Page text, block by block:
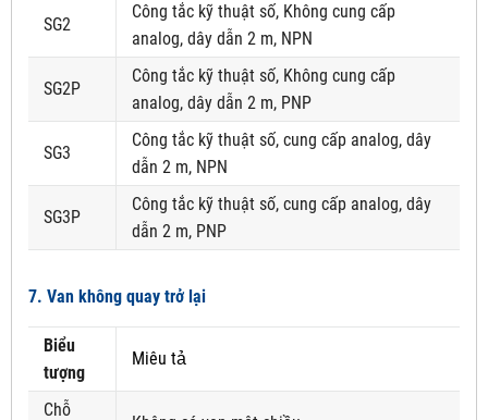
SG2
Công tắc kỹ thuật số, Không cung cấp
analog, dây dẫn 2 m, NPN
SG2P
Công tắc kỹ thuật số, Không cung cấp
analog, dây dẫn 2 m, PNP
SG3
Công tắc kỹ thuật số, cung cấp analog, dây
dẫn 2 m, NPN
SG3P
Công tắc kỹ thuật số, cung cấp analog, dây
dẫn 2 m, PNP
7. Van không quay trở lại
Biểu
tượng
Miêu tả
Chỗ